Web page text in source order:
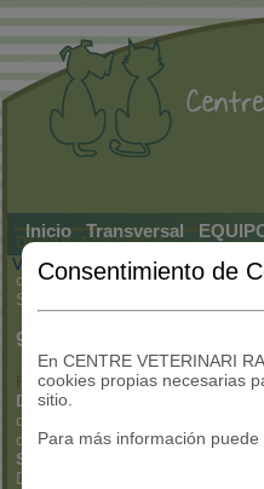
Consentimiento de
En CENTRE VETERINARI
cookies propias necesarias
sitio.
Para más información
Inicio Transversal
Volver.
_______
DONDE ESTAMOS
c/ Didac Priu, 29
Sant Boi de Llobregat
93.630.59.46
HORARIO CONSULTAS
De Lunes a Viernes:
de 10h a 13h
de 17h a 20h
Sábados:
De 10